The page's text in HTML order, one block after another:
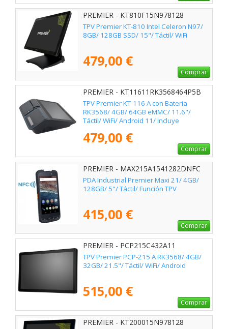
PREMIER - KT810F15N978128
TPV Premier KT-810 Intel Celeron N97/
8GB/ 128GB SSD/ 15"/ Táctil/ WiFi
479,00 €
Comprar
PREMIER - KT11611RK3568464P5B
TPV Premier KT-116 A con Bateria
RK3568/ 4GB/ 64GB eMMC/ 11.6"/
Táctil/ WiFi/ Android 11/ Incluye
479,00 €
Comprar
PREMIER - MAX215A1541282DNFC
PDA Industrial Premier Maxi 21/ 4GB/
128GB/ 5"/ Táctil/ Función TPV
415,00 €
Comprar
PREMIER - PCP215C432A11
TPV Premier PCP-215 A RK3568/ 4GB/
32GB/ 21.5"/ Táctil/ WiFi/ Android
515,00 €
Comprar
PREMIER - KT200015N978128